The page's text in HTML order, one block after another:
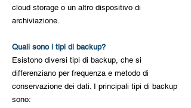
cloud storage o un altro dispositivo di
archiviazione.
Quali sono i tipi di backup?
Esistono diversi tipi di backup, che si
differenziano per frequenza e metodo di
conservazione dei dati. I principali tipi di backup
sono: